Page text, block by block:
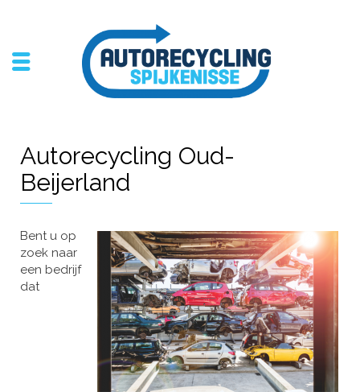
Autorecycling Oud-
Beijerland
Bent u op
zoek naar
een bedrijf
dat